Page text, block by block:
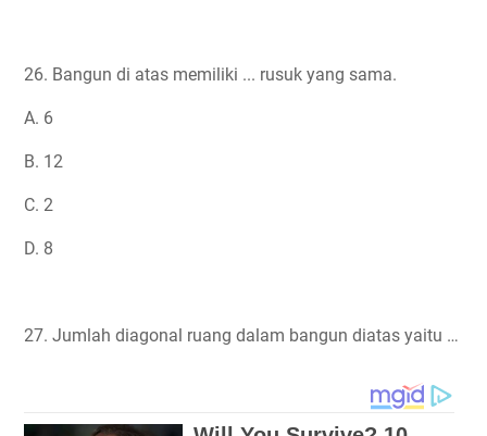
26. Bangun di atas memiliki ... rusuk yang sama.
A. 6
B. 12
C. 2
D. 8
27. Jumlah diagonal ruang dalam bangun diatas yaitu …